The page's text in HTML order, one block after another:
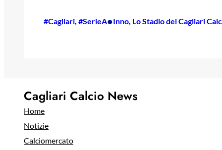
#Cagliari, #SerieA•Inno, Lo Stadio del Cagliari
Cagliari Calcio News
Home
Notizie
Calciomercato